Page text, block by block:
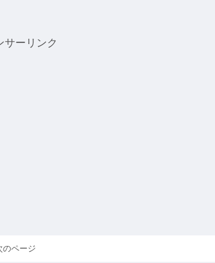
サーリンク
のページ